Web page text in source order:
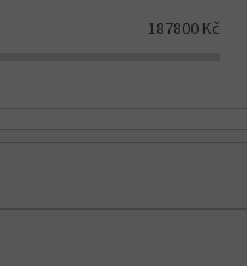
187800 Kč